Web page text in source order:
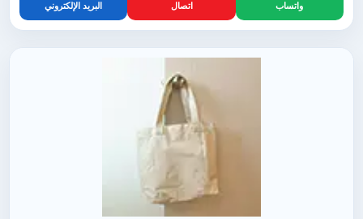
واتساب اتصال البريد الإلكتروني